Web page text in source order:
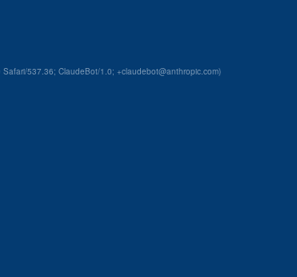
537.36; ClaudeBot/1.0; +claudebot@anthropic.com)